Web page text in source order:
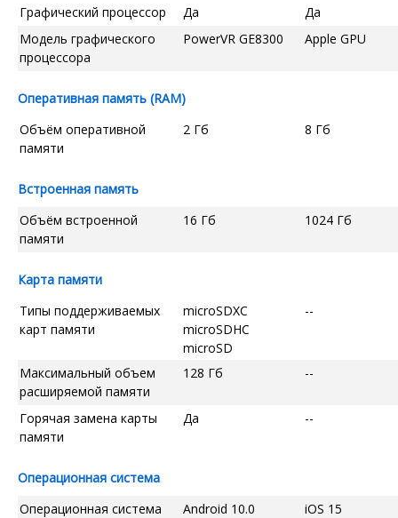
Графический процессор
Да
Да
Модель графического
процессора
PowerVR GE8300 Apple GPU
Оперативная память (RAM)
Объём оперативной
памяти
2 Гб 8 Гб
Встроенная память
Объём встроенной
памяти
16 Гб 1024 Гб
Карта памяти
Типы поддерживаемых
карт памяти
microSDXC
microSDHC
microSD
--
Максимальный объем
расширяемой памяти
128 Гб --
Горячая замена карты
памяти
Да --
Операционная система
Операционная система
Android 10.0 iOS 15